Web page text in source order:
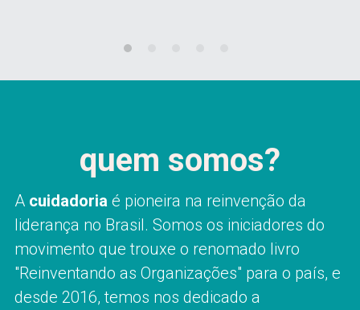
quem somos?
A cuidadoria é pioneira na reinvenção da
liderança no Brasil. Somos os iniciadores do
movimento que trouxe o renomado livro
"Reinventando as Organizações" para o país, e
desde 2016, temos nos dedicado a